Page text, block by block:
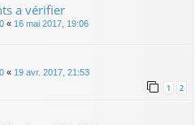
a vérifier
« 16 mai 2017, 19:06
« 19 avr. 2017, 21:53
1 2